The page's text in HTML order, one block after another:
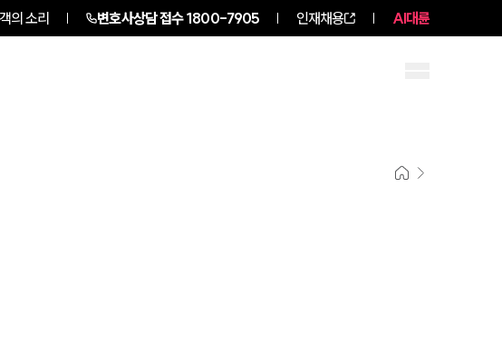
의 소리 변호사상담 접수1800-7905 인재채용 AI대륜